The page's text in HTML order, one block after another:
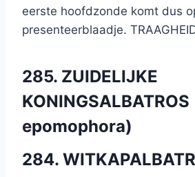
eerste hoofdzonde komt dus
presenteerblaadje.
285. ZUIDELIJKE
epomophora)
284.